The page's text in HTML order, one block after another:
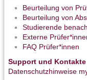
Beurteilung von
Beurteilung von
Studierende
Externe
FAQ Prüfer*innen
Support und Kontakte
Datenschutzhinweise